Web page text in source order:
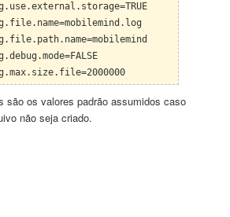
são os valores padrão assumidos caso
não seja criado.